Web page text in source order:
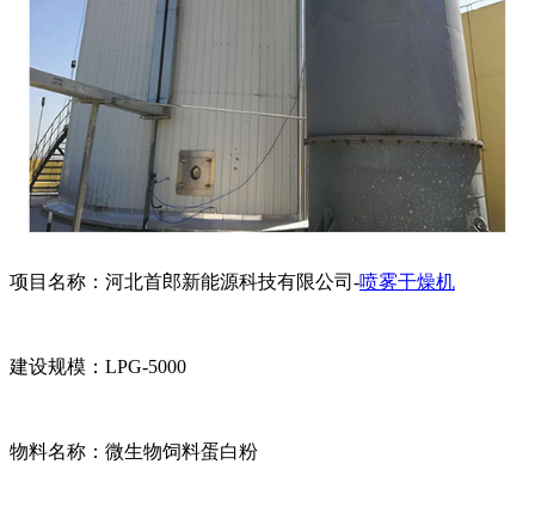
项目名称：河北首郎新能源科技有限公司-喷雾干燥机
建设规模：LPG-5000
物料名称：微生物饲料蛋白粉